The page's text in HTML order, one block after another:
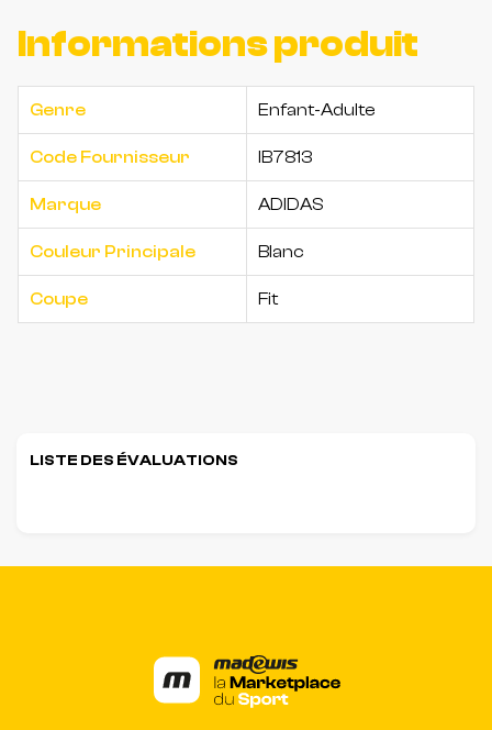
Informations produit
Genre Enfant-Adulte
Code Fournisseur IB7813
Marque ADIDAS
Couleur Principale Blanc
Coupe Fit
LISTE DES ÉVALUATIONS